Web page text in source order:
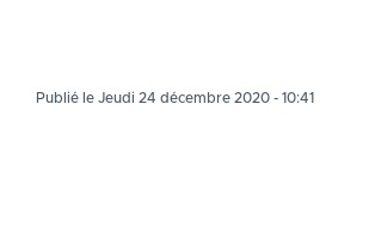
Publié le Jeudi 24 décembre 2020 - 10:41